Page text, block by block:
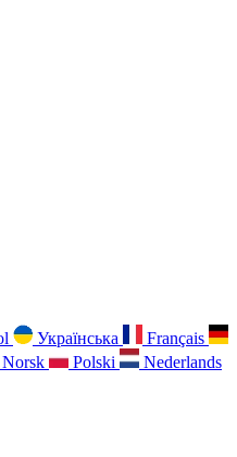
Українська
Français
Norsk Polski Nederlands